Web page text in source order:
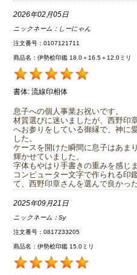
2026年02月05日
ニックネーム： しーにゃん
注文番号：0107121711
商品名：伊勢桧印鑑 18.0＋16.5＋12.0ミリ
書体: 流線印相体
息子への個人事業お祝いです。
材質選びに迷いましたが、西野印
へお参りをしている御縁で、神に
した。
ケースを開けた瞬間に息子はあま
輝かせていました。
字体もやはり手書きの重みを感じま
コンピューター文字で作られる印
て、西野印章さんを選んで良かっ
2025年09月21日
ニックネーム：Sy
注文番号：0817233205
商品名：伊勢桧印鑑 15.0ミリ